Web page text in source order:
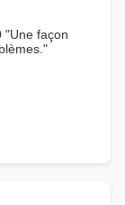
"Une façon